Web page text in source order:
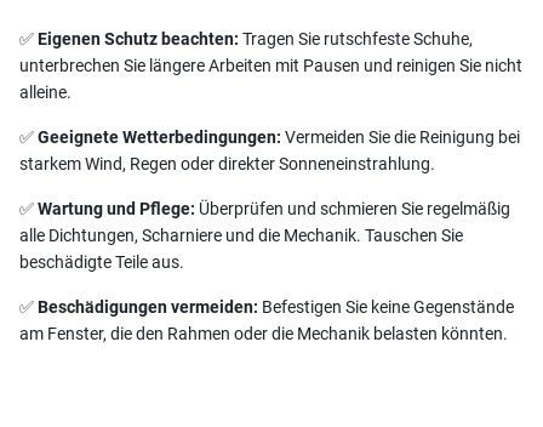
✅Eigenen Schutz beachten: Tragen Sie rutschfeste Schuhe,
unterbrechen Sie längere Arbeiten mit Pausen und reinigen Sie nicht
alleine.
✅Geeignete Wetterbedingungen: Vermeiden Sie die Reinigung bei
starkem Wind, Regen oder direkter Sonneneinstrahlung.
✅Wartung und Pflege: Überprüfen und schmieren Sie regelmäßig
alle Dichtungen, Scharniere und die Mechanik. Tauschen Sie
beschädigte Teile aus.
✅Beschädigungen vermeiden: Befestigen Sie keine Gegenstände
am Fenster, die den Rahmen oder die Mechanik belasten könnten.